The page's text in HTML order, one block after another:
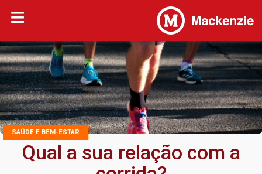
SAÚDE E BEM-ESTAR
Qual a sua relação com a